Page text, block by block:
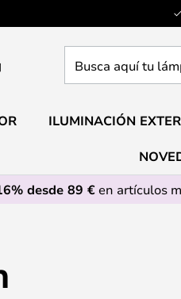
aquí
lámpara
ILUMINACIÓN
desde 89 €en artículos